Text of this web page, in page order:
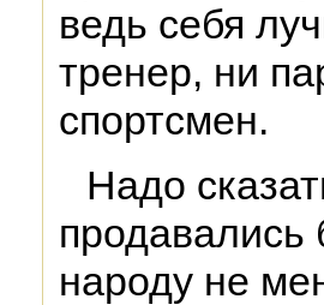
ведь себя
тренер, ни
спортсмен.
Надо
продавались
народу не